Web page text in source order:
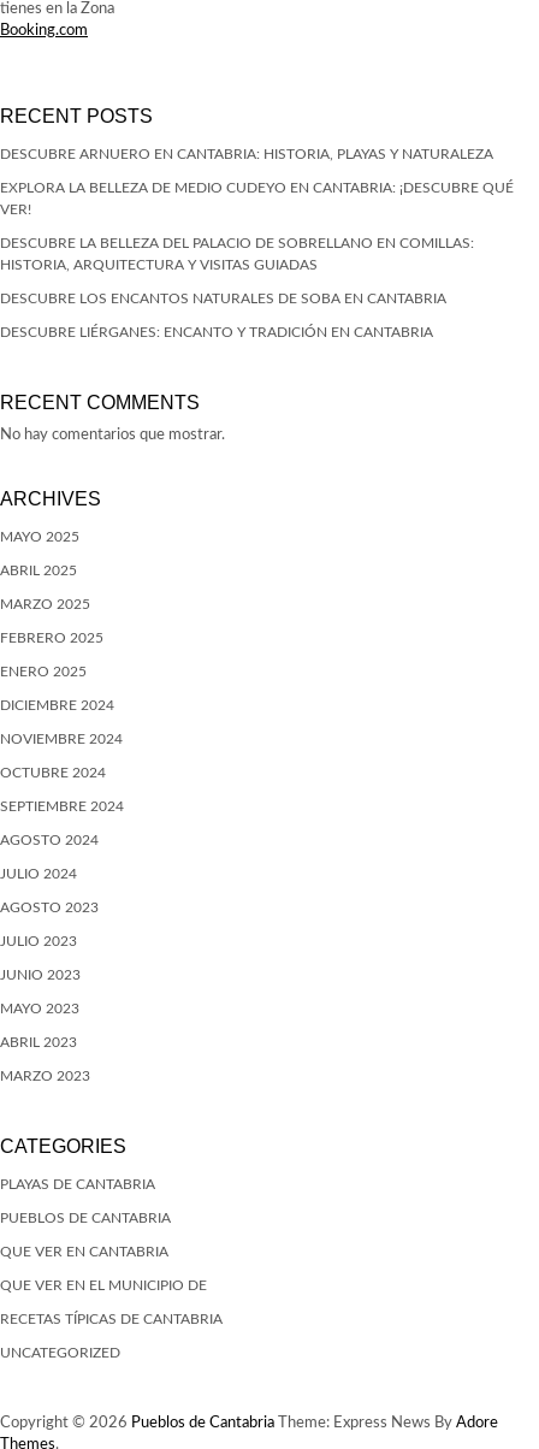
tienes en la Zona
Booking.com
RECENT POSTS
DESCUBRE ARNUERO EN CANTABRIA: HISTORIA, PLAYAS Y NATURALEZA
EXPLORA LA BELLEZA DE MEDIO CUDEYO EN CANTABRIA: ¡DESCUBRE QUÉ
VER!
DESCUBRE LA BELLEZA DEL PALACIO DE SOBRELLANO EN COMILLAS:
HISTORIA, ARQUITECTURA Y VISITAS GUIADAS
DESCUBRE LOS ENCANTOS NATURALES DE SOBA EN CANTABRIA
DESCUBRE LIÉRGANES: ENCANTO Y TRADICIÓN EN CANTABRIA
RECENT COMMENTS
No hay comentarios que mostrar.
ARCHIVES
MAYO 2025
ABRIL 2025
MARZO 2025
FEBRERO 2025
ENERO 2025
DICIEMBRE 2024
NOVIEMBRE 2024
OCTUBRE 2024
SEPTIEMBRE 2024
AGOSTO 2024
JULIO 2024
AGOSTO 2023
JULIO 2023
JUNIO 2023
MAYO 2023
ABRIL 2023
MARZO 2023
CATEGORIES
PLAYAS DE CANTABRIA
PUEBLOS DE CANTABRIA
QUE VER EN CANTABRIA
QUE VER EN EL MUNICIPIO DE
RECETAS TÍPICAS DE CANTABRIA
UNCATEGORIZED
Copyright © 2026 Pueblos de Cantabria Theme: Express News By Adore
Themes.